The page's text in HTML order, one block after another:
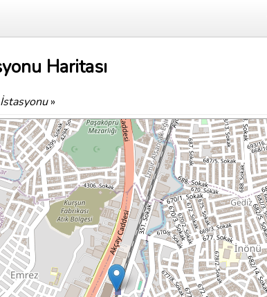
Haritası
»